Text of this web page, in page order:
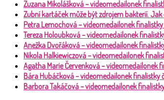
Zuzana Mikolášková – videomedailonek
Zubní kartáček může být zdrojem bakterií.
Petra Lemochová – videomedailonek finalistky
Tereza Holoubková – videomedailonek
Anežka Dvořáková – videomedailonek
Nikola Halkiewiczová – videomedailonek
Agatha Marie Červenková – videomedailonek
Bára Hubáčková – videomedailonek finalistky
Barbora Takáčová – videomedailonek